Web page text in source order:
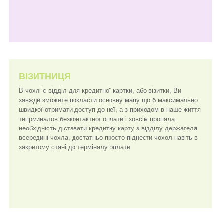
ВІЗИТНИЦЯ
В чохлі є відділ для кредитної картки, або візитки, Ви
завжди зможете покласти основну мапу що б максимально
швидкої отримати доступ до неї, а з приходом в наше життя
тепрминалов безконтактної оплати і зовсім пропала
необхідність діставати кредитну карту з відділу держателя
всередині чохла, достатньо просто піднести чохол навіть в
закритому стані до терміналу оплати